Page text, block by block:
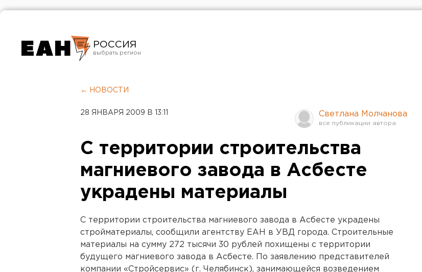
РОССИЯ
Челябинск
← НОВОСТИ
28 ЯНВАРЯ 2009 В 13:11 Светлана Молчанова
С территории строительства
магниевого завода в Асбесте
украдены материалы
С территории строительства магниевого завода в Асбесте украдены
стройматериалы, сообщили агентству ЕАН в УВД города. Строительные
материалы на сумму 272 тысячи 30 рублей похищены с территории
будущего магниевого завода в Асбесте. По заявлению представителей
компании «Стройсервис» (г. Челябинск), занимающейся возведением